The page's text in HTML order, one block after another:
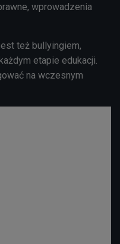
wprowadzenia
też bullyingiem,
etapie edukacji.
na wczesnym